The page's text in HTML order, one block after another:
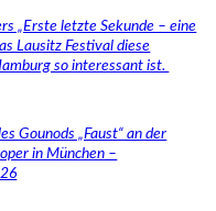
„Erste letzte Sekunde – eine
Lausitz Festival diese
so interessant ist.
Gounods „Faust“ an der
in München –